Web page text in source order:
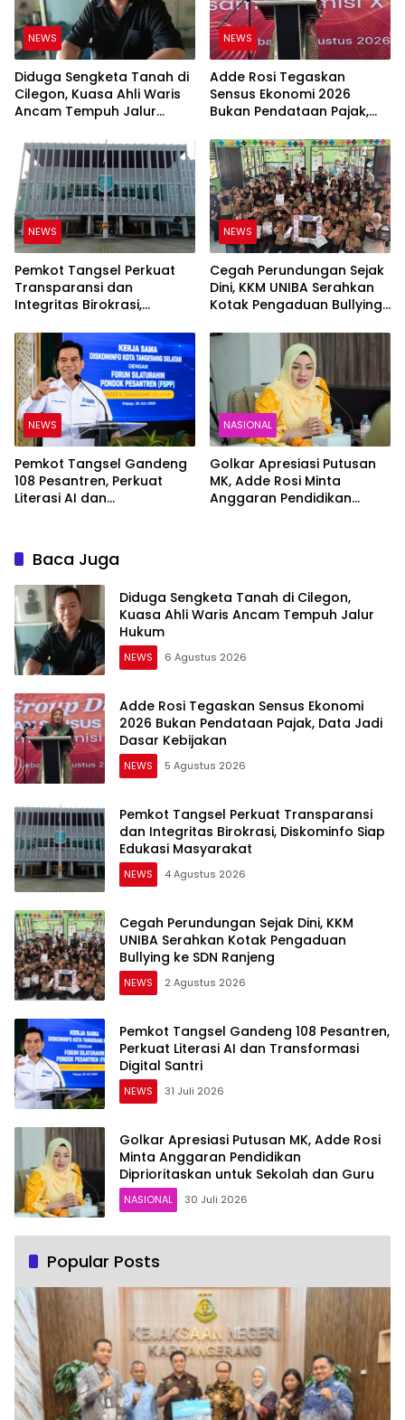
NEWS
Diduga Sengketa Tanah di
Cilegon, Kuasa Ahli Waris
Ancam Tempuh Jalur
NEWS
Adde Rosi Tegaskan
Sensus Ekonomi 2026
Bukan Pendataan Pajak,
NEWS
Pemkot Tangsel Perkuat
Transparansi dan
Integritas Birokrasi,
Masyarakat
NEWS
Cegah Perundungan Sejak
Dini, KKM UNIBA Serahkan
Kotak Pengaduan Bullying
NEWS
Pemkot Tangsel Gandeng
108 Pesantren, Perkuat
Literasi AI dan
NASIONAL
Golkar Apresiasi Putusan
MK, Adde Rosi Minta
Anggaran Pendidikan
Baca Juga
Diduga Sengketa Tanah di Cilegon,
Kuasa Ahli Waris Ancam Tempuh Jalur
Hukum
NEWS 6 Agustus 2026
Adde Rosi Tegaskan Sensus Ekonomi
2026 Bukan Pendataan Pajak, Data Jadi
Dasar Kebijakan
NEWS 5 Agustus 2026
Pemkot Tangsel Perkuat Transparansi
dan Integritas Birokrasi, Diskominfo Siap
Edukasi Masyarakat
NEWS 4 Agustus 2026
Cegah Perundungan Sejak Dini, KKM
UNIBA Serahkan Kotak Pengaduan
Bullying ke SDN Ranjeng
NEWS 2 Agustus 2026
Pemkot Tangsel Gandeng 108 Pesantren,
Perkuat Literasi AI dan Transformasi
Digital Santri
NEWS 31 Juli 2026
Golkar Apresiasi Putusan MK, Adde Rosi
Minta Anggaran Pendidikan
Diprioritaskan untuk Sekolah dan Guru
NASIONAL 30 Juli 2026
Popular Posts